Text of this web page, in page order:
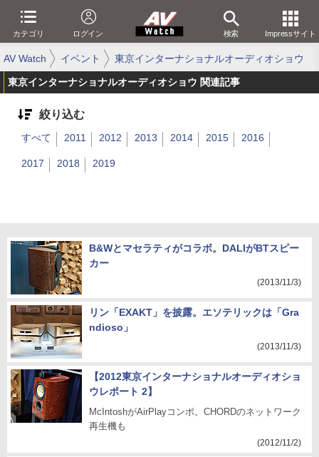
カテゴリ ログイン 検索 Impressサイト
AV Watch イベント 東京インターナショナルオーディオショウ
東京インターナショナルオーディオショウ 関連記事
絞り込む
すべて 2011 2012 2013 2014 2015 2016
2017 2018 2019
B&Wとマセラティがコラボ。DALIがBTスピー
カー
(2013/11/3)
リン「EXAKT」を披露。エソテリックは「Gra
ndioso」
(2013/11/3)
【2012東京インターナショナルオーディオショ
ウレポート 2】
McIntoshがAirPlayコンポ。CHORDのネットワーク
再生機も
(2012/11/2)